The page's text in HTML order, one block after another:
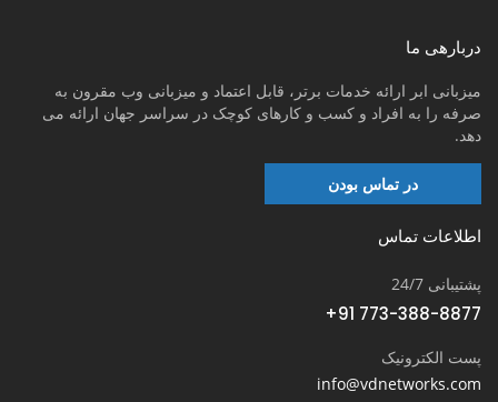
دربارهی ما
میزبانی ابر ارائه خدمات برتر، قابل اعتماد و میزبانی وب مقرون به
صرفه را به افراد و کسب و کارهای کوچک در سراسر جهان ارائه می
دهد.
در تماس بودن
اطلاعات تماس
پشتیبانی 24/7
+91 773-388-8877
پست الکترونیک
info@vdnetworks.com